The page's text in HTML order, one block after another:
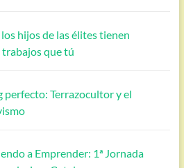
hijos de las élites tienen
trabajos que tú
perfecto: Terrazocultor y el
a Emprender: 1ª Jornada